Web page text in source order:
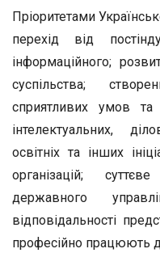
Пріоритетами
перехід від
інформаційного;
суспільства;
сприятливих умов та
інтелектуальних,
освітніх та інших
організацій;
державного
відповідальності
професійно працюють